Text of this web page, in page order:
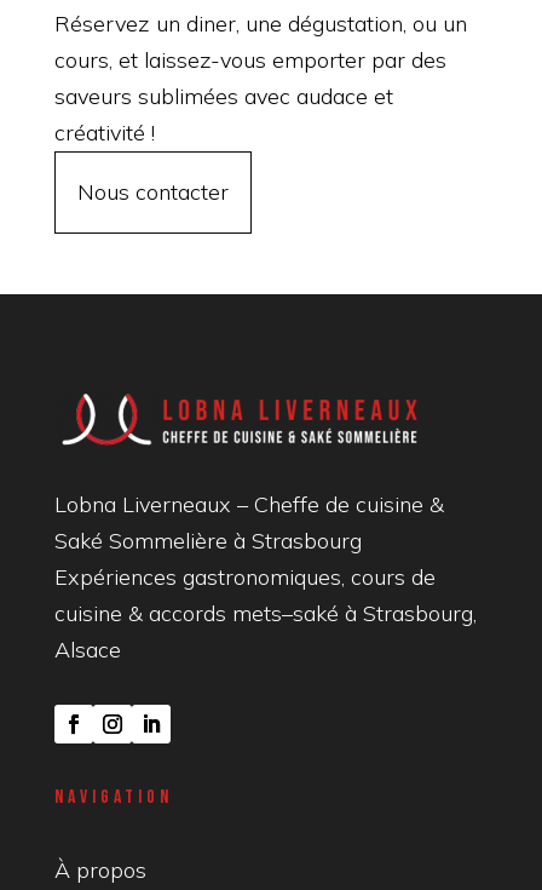
Réservez un diner, une dégustation, ou un
cours, et laissez-vous emporter par des
saveurs sublimées avec audace et
créativité !
Nous contacter
Lobna Liverneaux – Cheffe de cuisine &
Saké Sommelière à Strasbourg
Expériences gastronomiques, cours de
cuisine & accords mets–saké à Strasbourg,
Alsace
Navigation
À propos